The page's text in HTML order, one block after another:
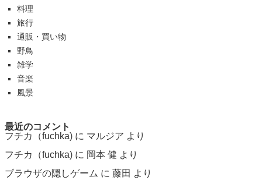
料理
旅行
通販・買い物
野鳥
雑学
音楽
風景
最近のコメント
フチカ（fuchka) に マルジア より
フチカ（fuchka) に 岡本 健 より
ブラウザの隠しゲーム に 藤田 より